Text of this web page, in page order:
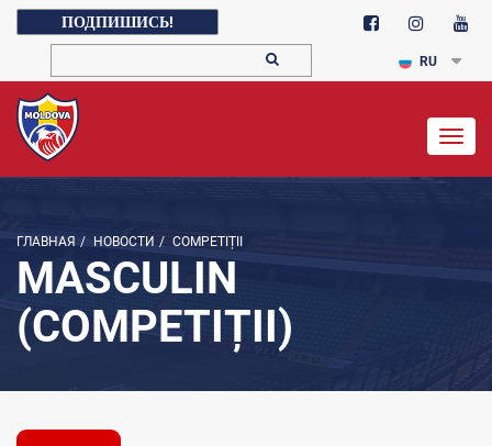
ПОДПИШИСЬ!
RU
ГЛАВНАЯ / НОВОСТИ / COMPETIȚII
MASCULIN
(COMPETIȚII)